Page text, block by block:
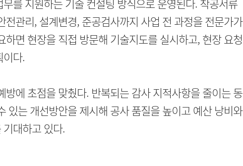
전관리, 설계변경, 준공검사까지 사업 전 과정을 전문가가
하면 현장을 직접 방문해 기술지도를 실시하고, 현장 요청
다.
방에 초점을 맞췄다. 반복되는 감사 지적사항을 줄이는 동
있는 개선방안을 제시해 공사 품질을 높이고 예산 낭비와
대하고 있다.